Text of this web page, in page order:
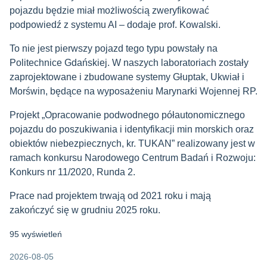
pojazdu będzie miał możliwością zweryfikować
podpowiedź z systemu AI – dodaje prof. Kowalski.
To nie jest pierwszy pojazd tego typu powstały na
Politechnice Gdańskiej. W naszych laboratoriach zostały
zaprojektowane i zbudowane systemy Głuptak, Ukwiał i
Morświn, będące na wyposażeniu Marynarki Wojennej RP.
Projekt „Opracowanie podwodnego półautonomicznego
pojazdu do poszukiwania i identyfikacji min morskich oraz
obiektów niebezpiecznych, kr. TUKAN” realizowany jest w
ramach konkursu Narodowego Centrum Badań i Rozwoju:
Konkurs nr 11/2020, Runda 2.
Prace nad projektem trwają od 2021 roku i mają
zakończyć się w grudniu 2025 roku.
95 wyświetleń
2026-08-05